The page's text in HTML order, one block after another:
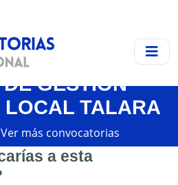
GESTIÓN
LOCAL TALARA
más convocatorias
a esta